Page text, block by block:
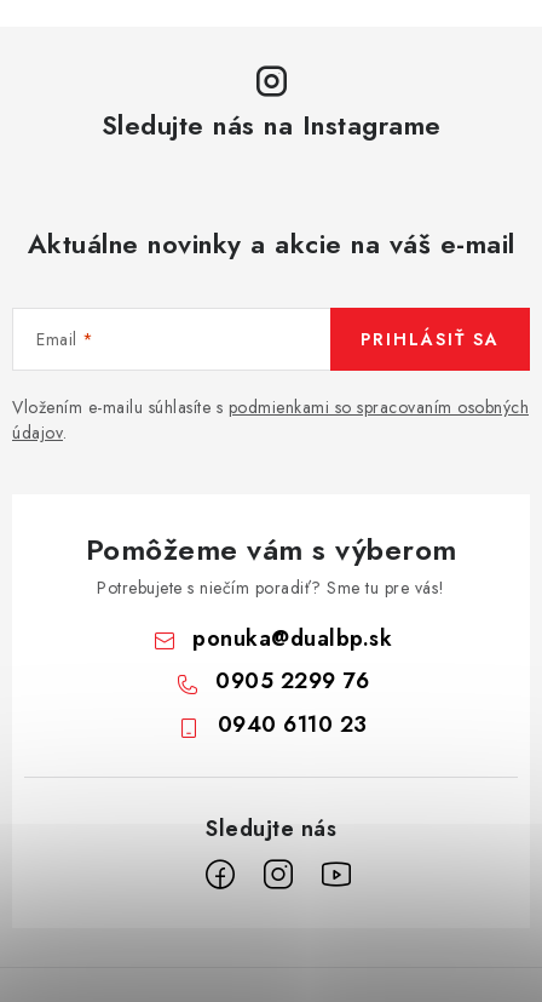
Sledujte nás na Instagrame
Aktuálne novinky a akcie na váš e-mail
Email
Vložením e-mailu súhlasíte s podmienkami so spracovaním osobných
údajov.
PRIHLÁSIŤ SA
Pomôžeme vám s výberom
Potrebujete s niečím poradiť? Sme tu pre vás!
ponuka@dualbp.sk
0905 2299 76
0940 6110 23